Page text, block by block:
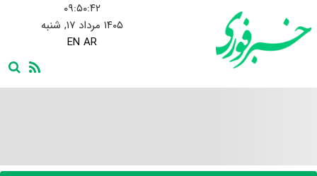
۰۹:۵۰:۴۳
۱۴۰۵ مرداد ۱۷, شنبه
EN AR